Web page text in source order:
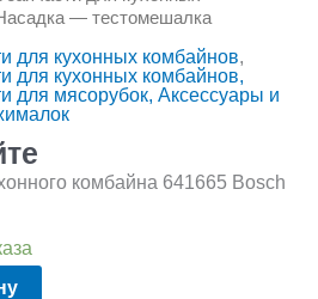
— тестомешалка
для кухонных комбайнов,
для кухонных комбайнов,
для мясорубок, Аксессуары и
комбайна 641665 Bosch